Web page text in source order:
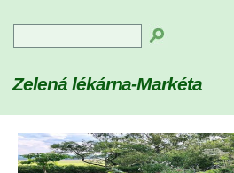
Zelená lékárna-Markéta